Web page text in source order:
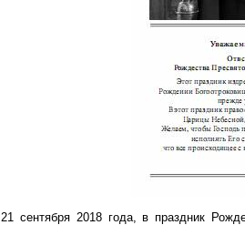
21 сентября 2018 года, в праздник